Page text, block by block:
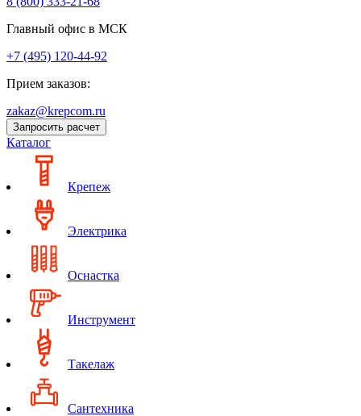
Главный офис в МСК
+7 (495) 120-44-92
Прием заказов:
zakaz@krepcom.ru
Запросить расчет
Каталог
Крепеж
Электрика
Оснастка
Инструмент
Такелаж
Сантехника